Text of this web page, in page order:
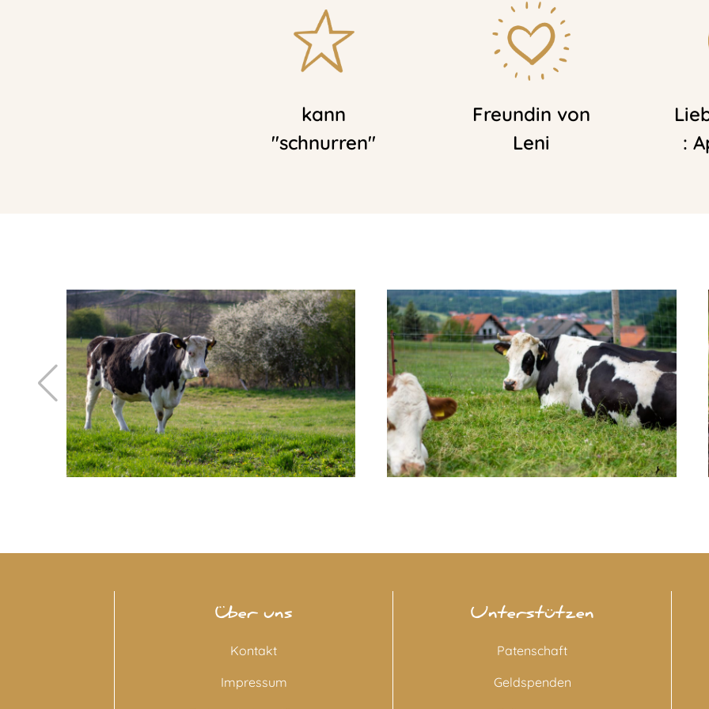
kann
"schnurren"
Freundin von
Leni
:
Über uns
Kontakt
Impressum
Unterstützen
Patenschaft
Geldspenden